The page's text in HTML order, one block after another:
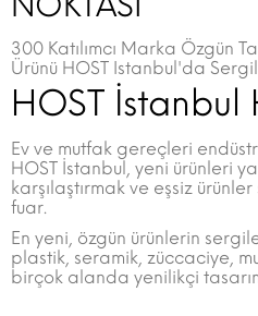
300 Katılımcı Marka Özgün
Ürünü HOST Istanbul'da
HOST İstanbul
Ev ve mutfak gereçleri
HOST İstanbul, yeni ürünleri
karşılaştırmak ve eşsiz
fuar.
En yeni, özgün ürünlerin
plastik, seramik, züccaciye,
birçok alanda yenilikçi